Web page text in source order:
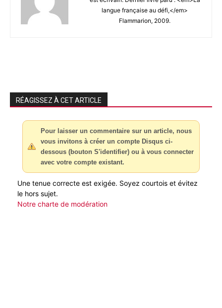
langue française au défi,</em>
Flammarion, 2009.
RÉAGISSEZ À CET ARTICLE
Pour laisser un commentaire sur un article, nous
vous invitons à créer un compte Disqus ci-
dessous (bouton S'identifier) ou à vous connecter
avec votre compte existant.
Une tenue correcte est exigée. Soyez courtois et évitez
le hors sujet.
Notre charte de modération